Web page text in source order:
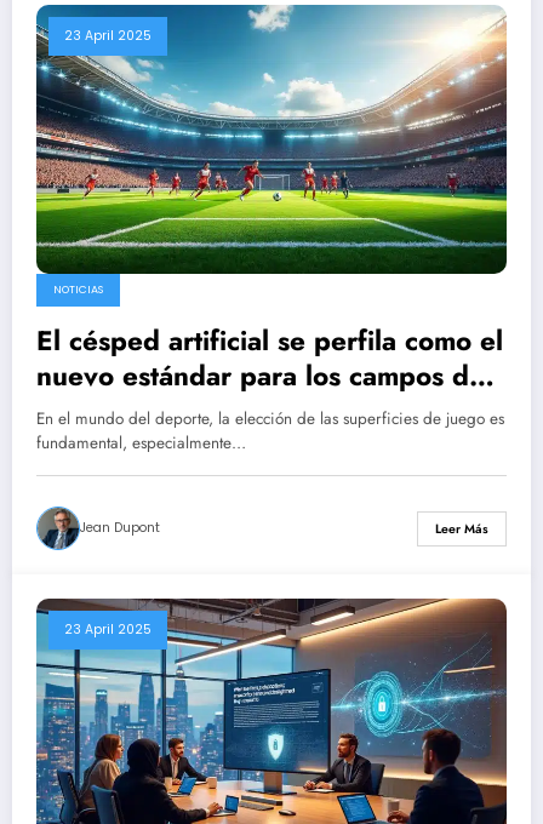
23 April 2025
NOTICIAS
El césped artificial se perfila como el
nuevo estándar para los campos de
fútbol
En el mundo del deporte, la elección de las superficies de juego es
fundamental, especialmente…
Jean Dupont Leer Más
23 April 2025